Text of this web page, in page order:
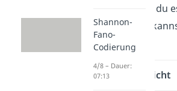
Ausdruck und wie du
Gatter darstellen
Inhaltsübersicht
Shannon-
Fano-
Codierung
4/8 – Dauer:
07:13